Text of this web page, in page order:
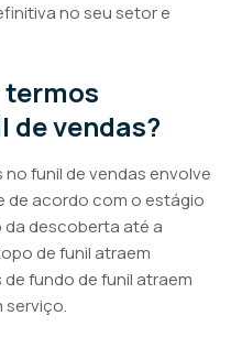
no seu setor e
termos
de vendas?
funil de vendas envolve
de acordo com o estágio
descoberta até a
de funil atraem
fundo de funil atraem
serviço.